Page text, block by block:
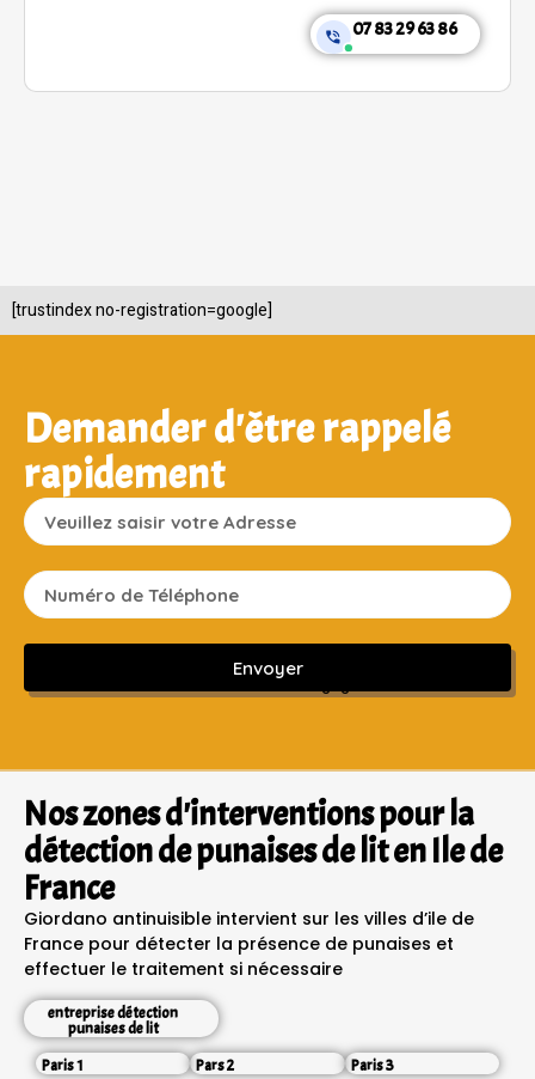
07 83 29 63 86
[trustindex no-registration=google]
Demander d'être rappelé
rapidement
Envoyer
Sans engagement ni frais cachés
Nos zones d'interventions pour la
détection de punaises de lit en Ile de
France
Giordano antinuisible intervient sur les villes d’ile de
France pour détecter la présence de punaises et
effectuer le traitement si nécessaire
entreprise détection
punaises de lit
Paris 1
Pars 2 Paris 3